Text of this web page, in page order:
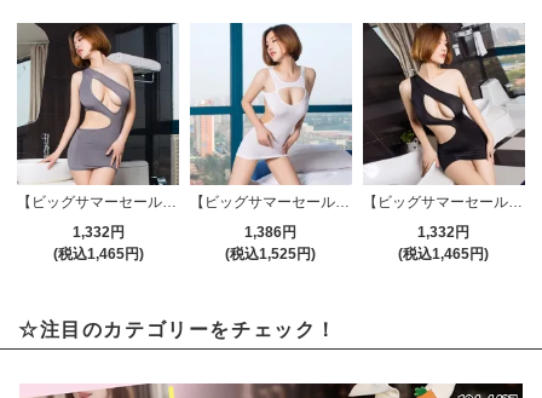
【ビッグサマーセール対象品】セクシーコスプレ(SEXYCOSPLAY) 460gl
1,332円
(税込1,465円)
【ビッグサマーセール対象品】セクシーコスプレ(SEXYCOSPLAY) 456wt
1,386円
(税込1,525円)
【ビッグサマーセール対象品】セクシーコスプレ(SEXYCOSPLAY) 460bk
1,332円
(税込1,465円)
☆注目のカテゴリーをチェック！